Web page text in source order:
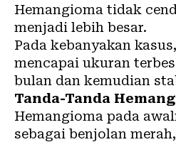
Hemangioma tidak
menjadi lebih besar.
Pada kebanyakan
mencapai ukuran
bulan dan kemudian
Tanda-Tanda
Hemangioma pada
sebagai benjolan